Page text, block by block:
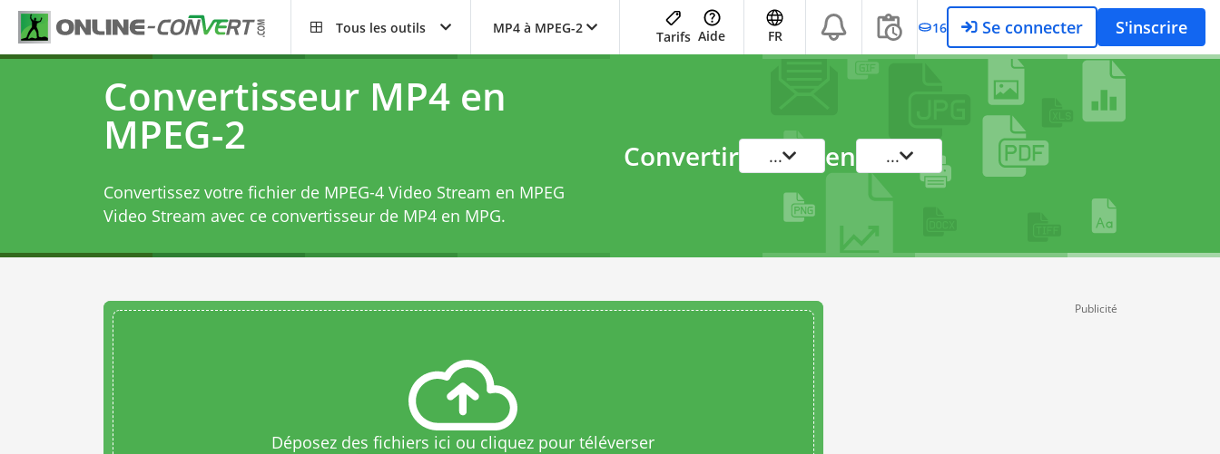
Tous les outils MP4 à MPEG-2
Tarifs Aide FR 16 Se connecter S'inscrire
Convertisseur MP4 en
MPEG-2
Convertissez votre fichier de MPEG-4 Video Stream en MPEG
Video Stream avec ce convertisseur de MP4 en MPG.
Convertir ... en ...
Déposez des fichiers ici ou cliquez pour téléverser
Publicité